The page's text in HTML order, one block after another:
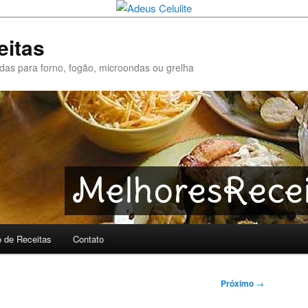
para forno, fogão, microondas ou grelha
de Receitas Contato
Próximo →